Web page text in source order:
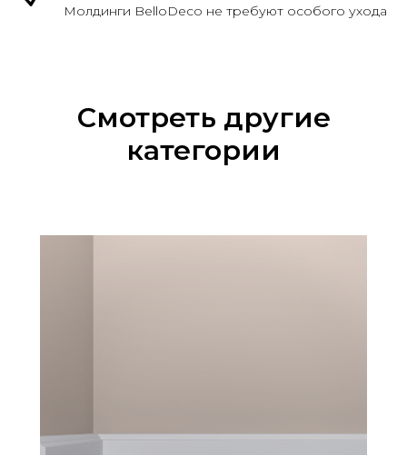
Молдинги BelloDeco не требуют особого ухода
Смотреть другие
категории